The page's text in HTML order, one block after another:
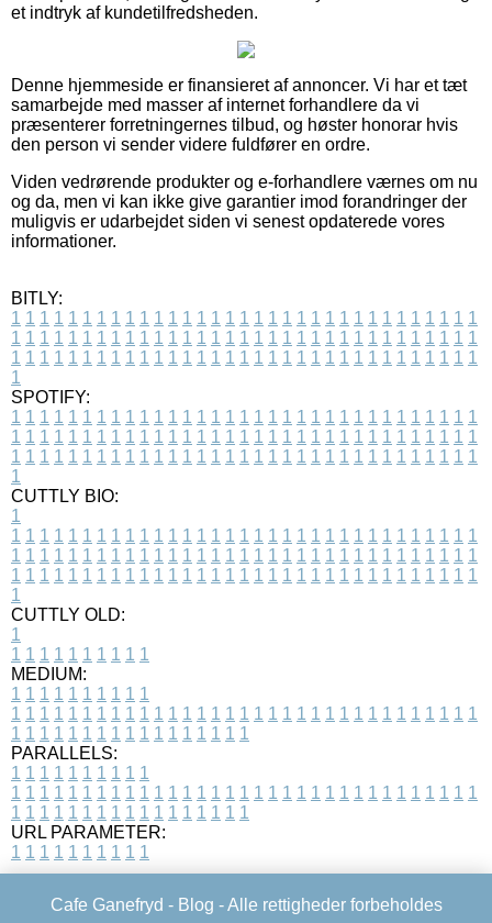
et indtryk af kundetilfredsheden.
Denne hjemmeside er finansieret af annoncer. Vi har et tæt
samarbejde med masser af internet forhandlere da vi
præsenterer forretningernes tilbud, og høster honorar hvis
den person vi sender videre fuldfører en ordre.
Viden vedrørende produkter og e-forhandlere værnes om nu
og da, men vi kan ikke give garantier imod forandringer der
muligvis er udarbejdet siden vi senest opdaterede vores
informationer.
BITLY:
1 1 1 1 1 1 1 1 1 1 1 1 1 1 1 1 1 1 1 1 1 1 1 1 1 1 1 1 1 1 1 1 1
1 1 1 1 1 1 1 1 1 1 1 1 1 1 1 1 1 1 1 1 1 1 1 1 1 1 1 1 1 1 1 1 1
1 1 1 1 1 1 1 1 1 1 1 1 1 1 1 1 1 1 1 1 1 1 1 1 1 1 1 1 1 1 1 1 1
1
SPOTIFY:
1 1 1 1 1 1 1 1 1 1 1 1 1 1 1 1 1 1 1 1 1 1 1 1 1 1 1 1 1 1 1 1 1
1 1 1 1 1 1 1 1 1 1 1 1 1 1 1 1 1 1 1 1 1 1 1 1 1 1 1 1 1 1 1 1 1
1 1 1 1 1 1 1 1 1 1 1 1 1 1 1 1 1 1 1 1 1 1 1 1 1 1 1 1 1 1 1 1 1
1
CUTTLY BIO:
1
1 1 1 1 1 1 1 1 1 1 1 1 1 1 1 1 1 1 1 1 1 1 1 1 1 1 1 1 1 1 1 1 1
1 1 1 1 1 1 1 1 1 1 1 1 1 1 1 1 1 1 1 1 1 1 1 1 1 1 1 1 1 1 1 1 1
1 1 1 1 1 1 1 1 1 1 1 1 1 1 1 1 1 1 1 1 1 1 1 1 1 1 1 1 1 1 1 1 1
1
CUTTLY OLD:
1
1 1 1 1 1 1 1 1 1 1
MEDIUM:
1 1 1 1 1 1 1 1 1 1
1 1 1 1 1 1 1 1 1 1 1 1 1 1 1 1 1 1 1 1 1 1 1 1 1 1 1 1 1 1 1 1 1
1 1 1 1 1 1 1 1 1 1 1 1 1 1 1 1 1
PARALLELS:
1 1 1 1 1 1 1 1 1 1
1 1 1 1 1 1 1 1 1 1 1 1 1 1 1 1 1 1 1 1 1 1 1 1 1 1 1 1 1 1 1 1 1
1 1 1 1 1 1 1 1 1 1 1 1 1 1 1 1 1
URL PARAMETER:
1 1 1 1 1 1 1 1 1 1
Cafe Ganefryd - Blog - Alle rettigheder forbeholdes